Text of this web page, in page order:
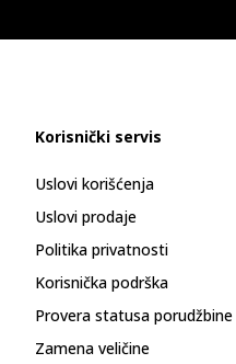
Korisnički servis
Uslovi korišćenja
Uslovi prodaje
Politika privatnosti
Korisnička podrška
Provera statusa porudžbine
Zamena veličine